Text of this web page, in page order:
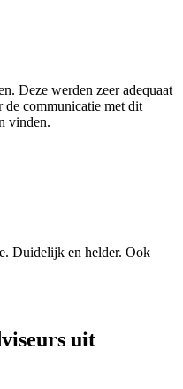
Deze werden zeer adequaat
de communicatie met dit
vinden.
Duidelijk en helder. Ook
uit